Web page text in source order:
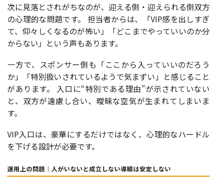
次に見落とされがちなのが、迎える側・迎えられる側双方
の心理的な問題です。 担当者からは、「VIP感を出しすぎ
て、仰々しくなるのが怖い」「どこまでやっていいのか分
からない」という声もあります。
一方で、スポンサー側も「ここから入っていいのだろう
か」「特別扱いされているようで気まずい」と感じること
があります。 入口に“特別である理由”が示されていない
と、双方が遠慮し合い、曖昧な空気が生まれてしまいま
す。
VIP入口は、豪華にするだけではなく、心理的なハードル
を下げる設計が必要です。
運用上の問題｜人がいないと成立しない導線は安定しない